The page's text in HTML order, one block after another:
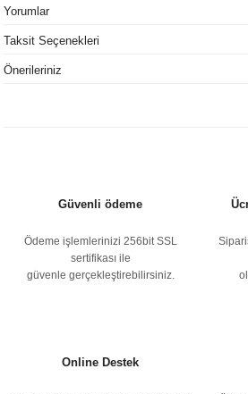
Yorumlar
Taksit Seçenekleri
Önerileriniz
Güvenli ödeme
Ödeme işlemlerinizi 256bit SSL
sertifikası ile
güvenle gerçekleştirebilirsiniz.
Online Destek